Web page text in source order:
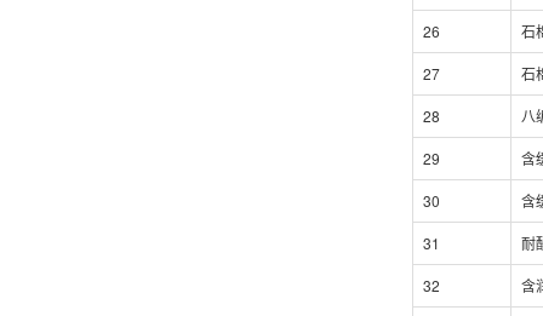
26 石
27 石
28 八
29 含
30 含
31 耐
32 含